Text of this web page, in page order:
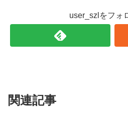
user_szlをフォ
関連記事